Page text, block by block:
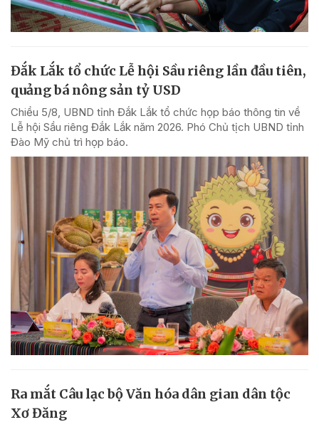
Đắk Lắk tổ chức Lễ hội Sầu riêng lần đầu tiên,
quảng bá nông sản tỷ USD
Chiều 5/8, UBND tỉnh Đắk Lắk tổ chức họp báo thông tin về
Lễ hội Sầu riêng Đắk Lắk năm 2026. Phó Chủ tịch UBND tỉnh
Đào Mỹ chủ trì họp báo.
Ra mắt Câu lạc bộ Văn hóa dân gian dân tộc
Xơ Đăng